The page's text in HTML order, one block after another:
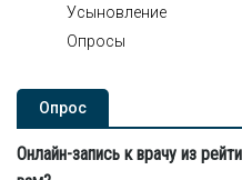
Усыновление
Опросы
Опроc
Онлайн-запись к врачу из